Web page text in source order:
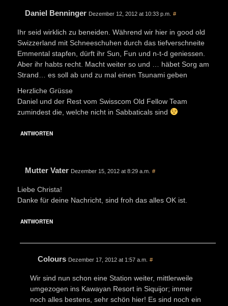
Daniel Benninger Dezember 12, 2012 at 10:33 p.m. #
Ihr seid wirklich zu beneiden. Während wir hier in good old
Swizzerland mit Schneeschuhen durch das tiefverschneite
Emmental stapfen, dürft ihr Sun, Fun und n-t-d geniessen.
Aber ihr habts recht. Macht weiter so und … häbet Sorg am
Strand… es soll ab und zu mal einen Tsunami geben
Herzliche Grüsse
Daniel und der Rest vom Swisscom Old Fellow Team
zumindest die, welche nicht in Sabbaticals sind
ANTWORTEN
Mutter Vater Dezember 15, 2012 at 8:29 a.m. #
Liebe Christa!
Danke für deine Nachricht, sind froh das alles OK ist.
ANTWORTEN
Colours Dezember 17, 2012 at 1:57 a.m. #
Wir sind nun schon eine Station weiter, mittlerweile
umgezogen ins Kawayan Resort in Siquijor; immer
noch alles bestens, sehr schön hier! Es sind noch ein